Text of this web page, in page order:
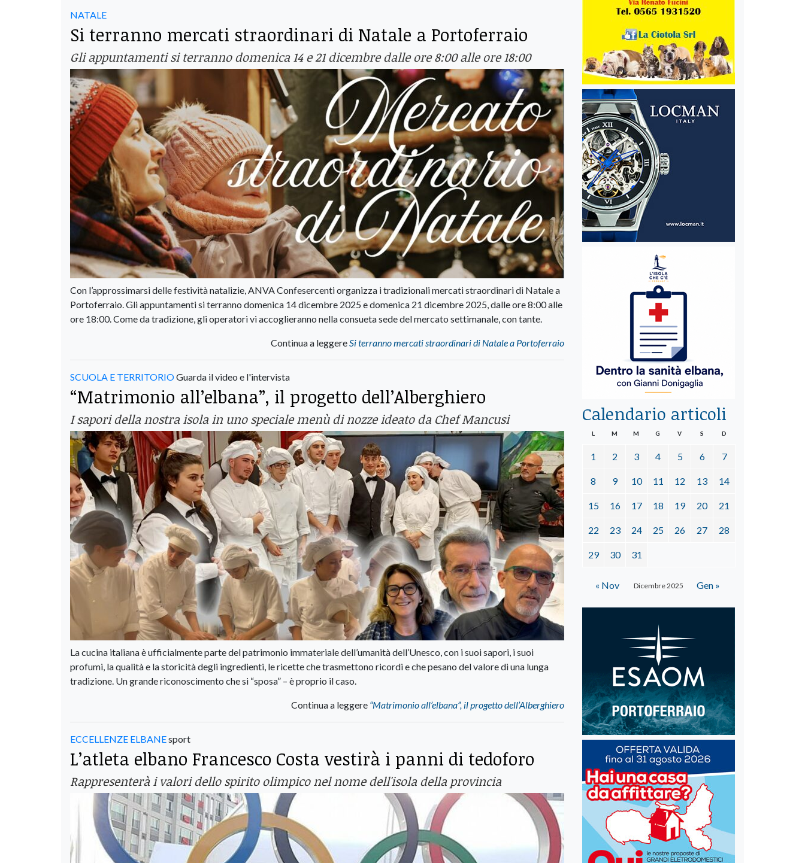
NATALE
Si terranno mercati straordinari di Natale a Portoferraio
Gli appuntamenti si terranno domenica 14 e 21 dicembre dalle ore 8:00 alle ore 18:00
Con l’approssimarsi delle festività natalizie, ANVA Confesercenti organizza i tradizionali mercati straordinari di Natale a
Portoferraio. Gli appuntamenti si terranno domenica 14 dicembre 2025 e domenica 21 dicembre 2025, dalle ore 8:00 alle
ore 18:00. Come da tradizione, gli operatori vi accoglieranno nella consueta sede del mercato settimanale, con tante.
Continua a leggere Si terranno mercati straordinari di Natale a Portoferraio
SCUOLA E TERRITORIOGuarda il video e l'intervista
“Matrimonio all’elbana”, il progetto dell’Alberghiero
I sapori della nostra isola in uno speciale menù di nozze ideato da Chef Mancusi
La cucina italiana è ufficialmente parte del patrimonio immateriale dell’umanità dell’Unesco, con i suoi sapori, i suoi
profumi, la qualità e la storicità degli ingredienti, le ricette che trasmettono ricordi e che pesano del valore di una lunga
tradizione. Un grande riconoscimento che si “sposa” – è proprio il caso.
Continua a leggere “Matrimonio all’elbana”, il progetto dell’Alberghiero
ECCELLENZE ELBANEsport
L’atleta elbano Francesco Costa vestirà i panni di tedoforo
Rappresenterà i valori dello spirito olimpico nel nome dell'isola della provincia
Calendario articoli
Dicembre 2025
L M M G V S D
1 2 3 4 5 6 7
8 9 10 11 12 13 14
15 16 17 18 19 20 21
22 23 24 25 26 27 28
29 30 31
« Nov Gen »